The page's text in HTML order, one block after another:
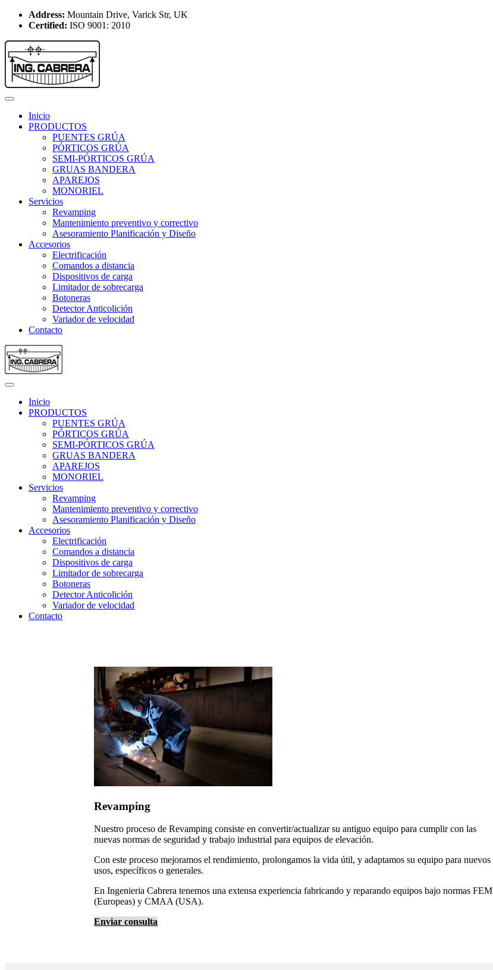
Address: Mountain Drive, Varick Str, UK
Certified: ISO 9001: 2010
Inicio
PRODUCTOS
PUENTES GRÚA
PÓRTICOS GRÚA
SEMI-PÓRTICOS GRÚA
GRUAS BANDERA
APAREJOS
MONORIEL
Servicios
Revamping
Mantenimiento preventivo y correctivo
Asesoramiento Planificación y Diseño
Accesorios
Electrificación
Comandos a distancia
Dispositivos de carga
Limitador de sobrecarga
Botoneras
Detector Anticolición
Variador de velocidad
Contacto
Inicio
PRODUCTOS
PUENTES GRÚA
PÓRTICOS GRÚA
SEMI-PÓRTICOS GRÚA
GRUAS BANDERA
APAREJOS
MONORIEL
Servicios
Revamping
Mantenimiento preventivo y correctivo
Asesoramiento Planificación y Diseño
Accesorios
Electrificación
Comandos a distancia
Dispositivos de carga
Limitador de sobrecarga
Botoneras
Detector Anticolición
Variador de velocidad
Contacto
Revamping
Nuestro proceso de Revamping consiste en convertir/actualizar su antiguo equipo para cumplir con las
nuevas normas de seguridad y trabajo industrial para equipos de elevación.
Con este proceso mejoramos el rendimiento, prolongamos la vida útil, y adaptamos su equipo para nuevos
usos, específicos o generales.
En Ingenieria Cabrera tenemos una extensa experiencia fabricando y reparando equipos bajo normas FEM
(Europeas) y CMAA (USA).
Enviar consulta